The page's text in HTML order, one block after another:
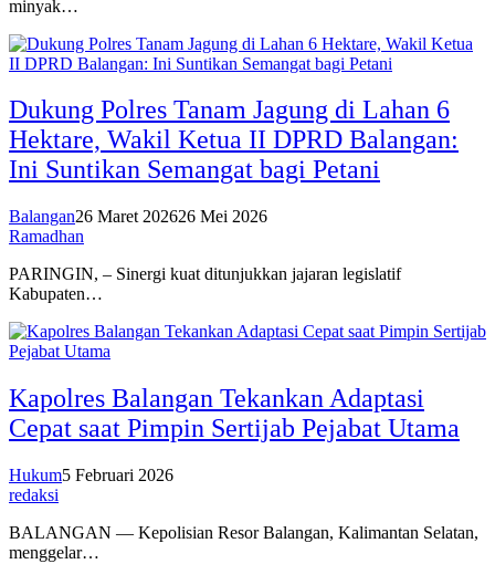
minyak…
Dukung Polres Tanam Jagung di Lahan 6
Hektare, Wakil Ketua II DPRD Balangan:
Ini Suntikan Semangat bagi Petani
Balangan26 Maret 202626 Mei 2026
Ramadhan
PARINGIN, – Sinergi kuat ditunjukkan jajaran legislatif
Kabupaten…
Kapolres Balangan Tekankan Adaptasi
Cepat saat Pimpin Sertijab Pejabat Utama
Hukum5 Februari 2026
redaksi
BALANGAN — Kepolisian Resor Balangan, Kalimantan Selatan,
menggelar…